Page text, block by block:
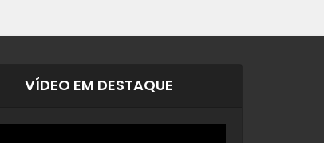
VÍDEO EM DESTAQUE